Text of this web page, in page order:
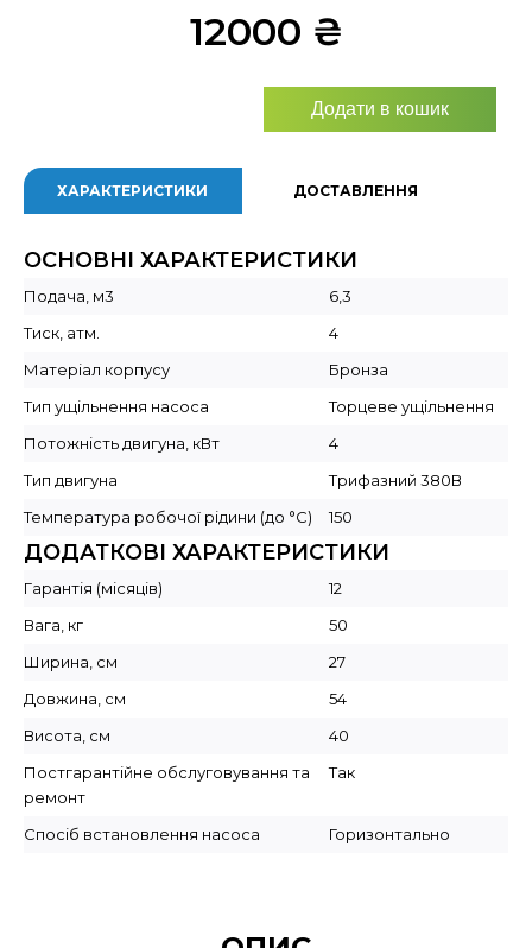
12000 ₴
Додати в кошик
ХАРАКТЕРИСТИКИ ДОСТАВЛЕННЯ
ОСНОВНІ ХАРАКТЕРИСТИКИ
Подача, м3
6,3
Тиск, атм.
4
Матеріал корпусу
Бронза
Тип ущільнення насоса
Торцеве ущільнення
Потожність двигуна, кВт
4
Тип двигуна
Трифазний 380В
Температура робочої рідини (до °C)
150
ДОДАТКОВІ ХАРАКТЕРИСТИКИ
Гарантія (місяців)
12
Вага, кг
50
Ширина, см
27
Довжина, см
54
Висота, см
40
Постгарантійне обслуговування та
ремонт
Так
Спосіб встановлення насоса Горизонтально